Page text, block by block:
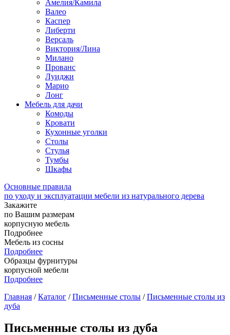
Амелия/Камила
Валео
Каспер
Либерти
Версаль
Виктория/Лина
Милано
Прованс
Луиджи
Марио
Лонг
Мебель для дачи
Комоды
Кровати
Кухонные уголки
Столы
Стулья
Тумбы
Шкафы
Основные правила
по уходу и эксплуатации мебели из натурального дерева
Закажите
по Вашим размерам
корпусную мебель
Подробнее
Мебель из сосны
Подробнее
Образцы фурнитуры
корпусной мебели
Подробнее
Главная /Каталог /Письменные столы /Письменные столы из
дуба
Письменные столы из дуба